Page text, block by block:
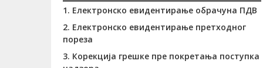
1. Електронско евидентирање обрачуна ПДВ
2. Електронско евидентирање претходног
пореза
3. Корекција грешке пре покретања поступка